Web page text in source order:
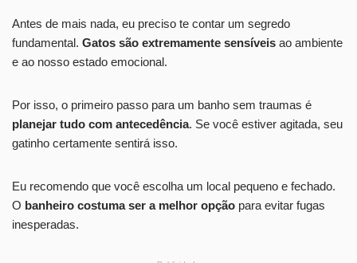
Antes de mais nada, eu preciso te contar um segredo
fundamental. Gatos são extremamente sensíveis ao ambiente
e ao nosso estado emocional.
Por isso, o primeiro passo para um banho sem traumas é
planejar tudo com antecedência. Se você estiver agitada, seu
gatinho certamente sentirá isso.
Eu recomendo que você escolha um local pequeno e fechado.
O banheiro costuma ser a melhor opção para evitar fugas
inesperadas.